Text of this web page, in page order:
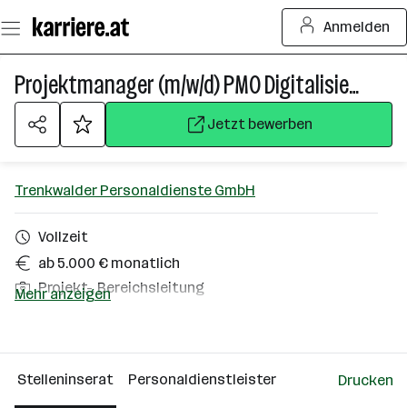
Seiteninhalt
springen
Anmelden
Projektmanager (m/w/d) PMO Digitalisierungsprojekte
Jetzt bewerben
Trenkwalder Personaldienste GmbH
Vollzeit
ab 5.000 € monatlich
Projekt-, Bereichsleitung
Mehr anzeigen
Stelleninserat Personaldienstleister Drucken